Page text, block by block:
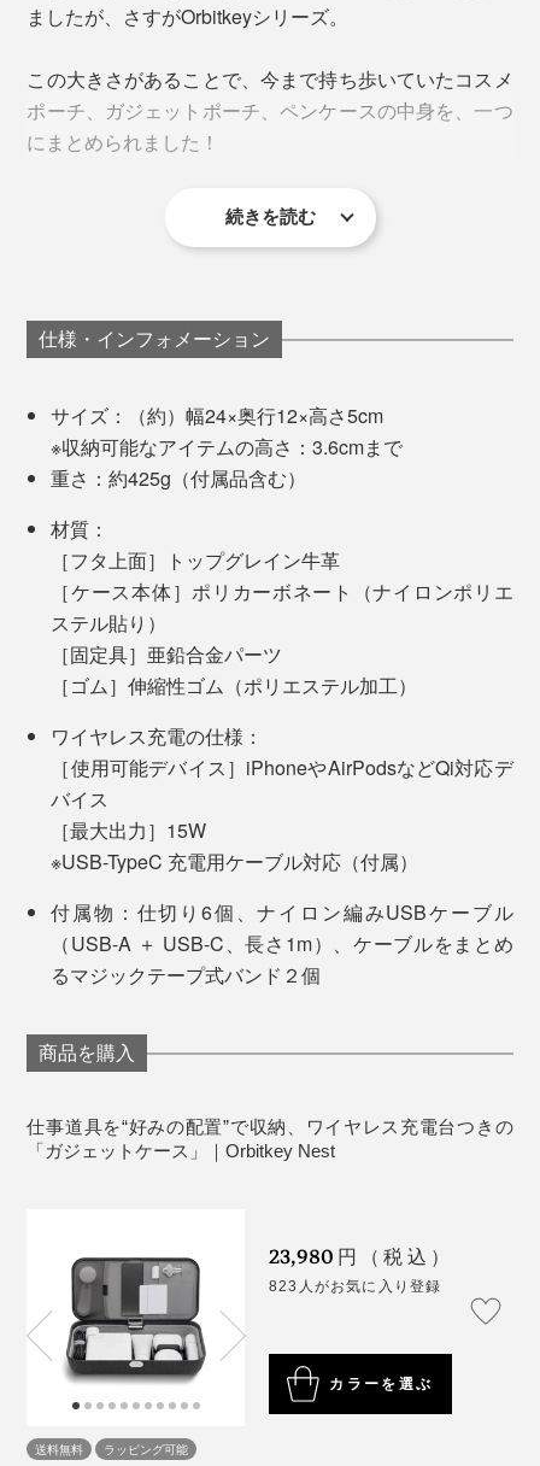
いつもの仕事道具が、あなた好みの配置で現れるから、
ごちゃごちゃしたポーチから、いちいち目当てのものを
探す必要がありません。
“好みの配置”をつくってくれる、小さい「仕切り」にご
注目。
6個の「仕切り」には、面ファスナーつき。ケース内側
を覆うクッションフォーム素材に、着け外し自在です。
あなたの仕事道具の一つ一つに、サイズをぴったり合わ
せて、収納スペースをつくることができます。
に。ケースから、例えばUSBケーブルを出したら、その
す。
フタの裏面には、6個のポケットつき（サイズ別の差し
込み式カードポケット5個・メッシュポケット1個）。家
やオフィスの鍵、紙幣、交通系ICカード、名刺、メモリ
ーカード、常備薬、領収書といった平たいものを、整理
して収納できます。
フタは、ゴムループでカンタンに、しっかり留められる
から、持ち歩き時も安心。
た財布、キーケース、名刺入れ、ピルケース……すべて
の収納機能を一つにした、リモートワーク時代の新しい
すると、レックスは、鍵がポケットやバッグの中でスマ
イデアを提案。そこから鍵の束を、革やナイロンで包ん
だ『Orbitkey』が生まれました。
MONOCOで人気の『Orbitkey』
同シリーズの『Orbitkey Nest』は、そんな2人だからこ
そ生まれたガジェットケースでしょう。起業時の2013
年頃は、それぞれがフルタイムの仕事と『Orbitkey』の
開発を掛け持ちしていた、チャールズとレックス。
宅やカフェ、フリーアドレスのオフィスといった、いろ
んな場所で働くことを推奨されています。
リモートワークは、新しい働き方や創造性につながる一
方で、身の回りを整理しづらく、集中しにくい面もあり
ましたが、さすがOrbitkeyシリーズ。
この大きさがあることで、今まで持ち歩いていたコスメ
ポーチ、ガジェットポーチ、ペンケースの中身を、一つ
にまとめられました！
なにか必要な時は、このケースを見るだけで、あちこち
感じ。
とくに「仕切り」の使い勝手は最高です。ラップトップ
の充電ケーブル用につくったスペースを、ひと目見れ
ば、「あ、入れ忘れてる！」と気づける。
家やカフェに充電ケーブルを置き忘れることがなくなり
ました(笑)
片付けも、自分で決めた場所にポンポン入れていくだけ
この5年、家のダイニングテーブルと、近所のカフェで
続きを読む
仕様・インフォメーション
サイズ：（約）幅24×奥行12×高さ5cm
※収納可能なアイテムの高さ：3.6cmまで
重さ：約425g（付属品含む）
材質：
［フタ上面］トップグレイン牛革
［ケース本体］ポリカーボネート（ナイロンポリエ
ステル貼り）
［固定具］亜鉛合金パーツ
［ゴム］伸縮性ゴム（ポリエステル加工）
ワイヤレス充電の仕様：
［使用可能デバイス］iPhoneやAirPodsなどQi対応デ
バイス
［最大出力］15W
※USB-TypeC 充電用ケーブル対応（付属）
付属物：仕切り6個、ナイロン編みUSBケーブル
（USB-A ＋ USB-C、長さ1m）、ケーブルをまとめ
るマジックテープ式バンド２個
商品を購入
仕事道具を“好みの配置”で収納、ワイヤレス充電台つきの
「ガジェットケース」｜Orbitkey Nest
送料無料 ラッピング可能
23,980 円（税込）
823人がお気に入り登録
カラーを選ぶ